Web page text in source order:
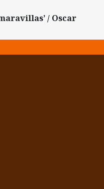
/ Oscar